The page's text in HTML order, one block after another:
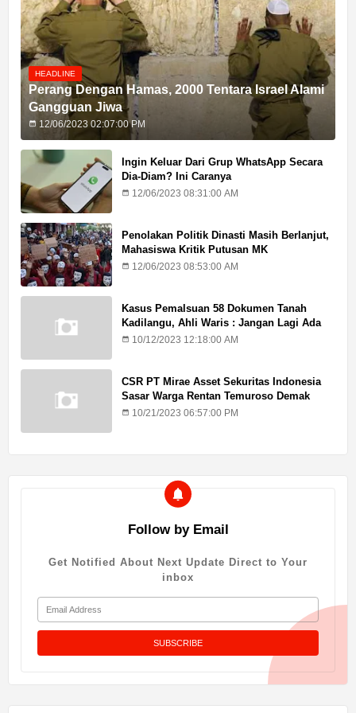
HEADLINE
Perang Dengan Hamas, 2000 Tentara Israel Alami
Gangguan Jiwa
12/06/2023 02:07:00 PM
Ingin Keluar Dari Grup WhatsApp Secara
Dia-Diam? Ini Caranya
12/06/2023 08:31:00 AM
Penolakan Politik Dinasti Masih Berlanjut,
Mahasiswa Kritik Putusan MK
12/06/2023 08:53:00 AM
Kasus Pemalsuan 58 Dokumen Tanah
Kadilangu, Ahli Waris : Jangan Lagi Ada
Penundaan Hukuman
10/12/2023 12:18:00 AM
CSR PT Mirae Asset Sekuritas Indonesia
Sasar Warga Rentan Temuroso Demak
10/21/2023 06:57:00 PM
Follow by Email
Get Notified About Next Update Direct to Your
inbox